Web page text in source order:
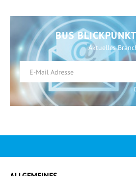
BUS
Aktuelles